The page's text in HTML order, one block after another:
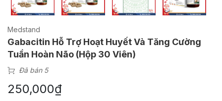
Medstand
Gabacitin Hỗ Trợ Hoạt Huyết Và Tăng Cường
Tuần Hoàn Não (Hộp 30 Viên)
Đã bán 5
250,000₫